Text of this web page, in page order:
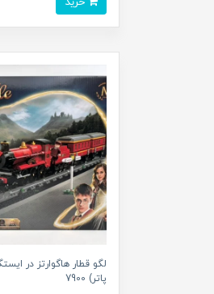
لگو قطار هاگوارتز در
پاتر) 7900